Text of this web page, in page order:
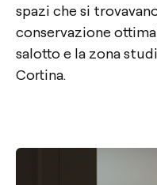
spazi che si
conservazione
salotto e la zona
Cortina.